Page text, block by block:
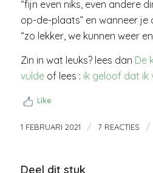
“fijn even niks, even andere
op-de-plaats” en wanneer
“zo lekker, we kunnen weer
Zin in wat leuks? lees dan De
vuldeof lees : ik geloof dat ik
Like
1 FEBRUARI 2021 / 7 REACTIES /
Deel dit stuk